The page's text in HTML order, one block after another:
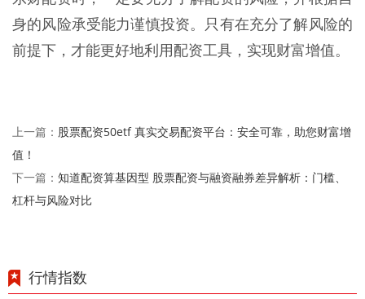
身的风险承受能力谨慎投资。只有在充分了解风险的
前提下，才能更好地利用配资工具，实现财富增值。
上一篇： 股票配资50etf 真实交易配资平台：安全可靠，助您财富增
值！
下一篇： 知道配资算基因型 股票配资与融资融券差异解析：门槛、
杠杆与风险对比
行情指数